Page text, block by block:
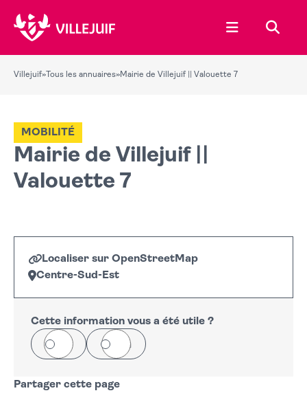
Ouvrir le
Villejuif» Tous les annuaires»Mairie de Villejuif || Valouette 7
Mairie de Villejuif ||
Valouette 7
MOBILITÉ
Localiser sur OpenStreetMap
Centre-Sud-Est
+
−
Cette information vous a été utile ?
Oui Non
Partager cette page